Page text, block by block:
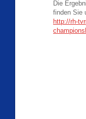
Die
finden Sie
http://rh-